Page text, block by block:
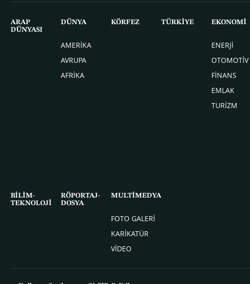
ARAP
DÜNYASI
DÜNYA
AMERİKA
AVRUPA
AFRİKA
KÖRFEZ TÜRKİYE EKONOMİ
ENERJİ
OTOMOTİV
FİNANS
EMLAK
TURİZM
BİLİM-
TEKNOLOJİ
RÖPORTAJ-
DOSYA
MULTİMEDYA
FOTO GALERİ
KARİKATÜR
VİDEO